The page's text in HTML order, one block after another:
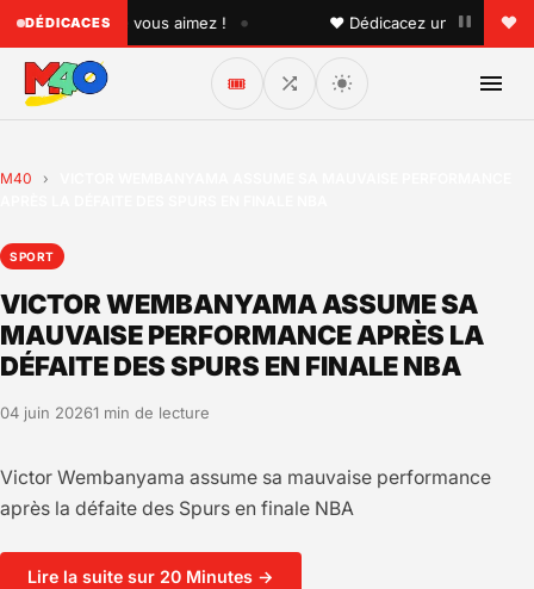
DÉDICACESque vous aimez ! • ♥ Dédicacez un titre à vos
🎟️
M40 ›
SPORT
VICTOR WEMBANYAMA ASSUME SA
MAUVAISE PERFORMANCE APRÈS LA
DÉFAITE DES SPURS EN FINALE NBA
04 juin 20261 min de lecture
Victor Wembanyama assume sa mauvaise performance
après la défaite des Spurs en finale NBA
Lire la suite sur 20 Minutes →